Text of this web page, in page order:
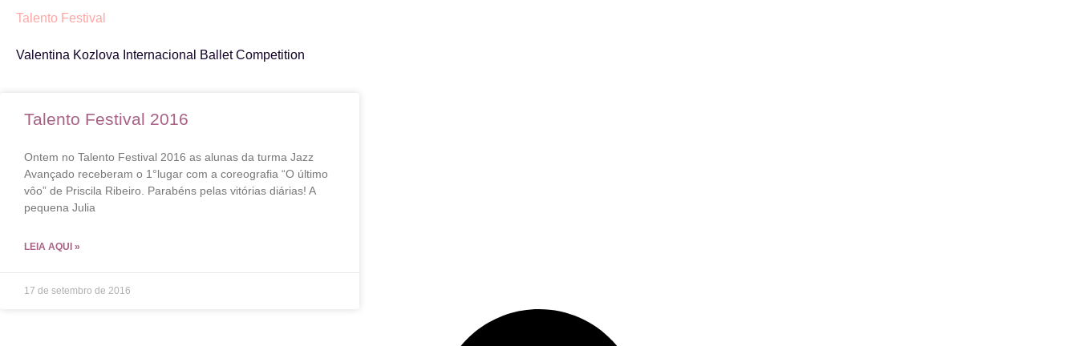
Talento Festival
Valentina Kozlova Internacional Ballet Competition
Talento Festival 2016
Ontem no Talento Festival 2016 as alunas da turma Jazz
Avançado receberam o 1°lugar com a coreografia “O último
vôo” de Priscila Ribeiro. Parabéns pelas vitórias diárias! A
pequena Julia
LEIA AQUI »
17 de setembro de 2016